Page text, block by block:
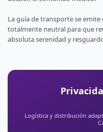
La guía de transporte se
totalmente neutral para que
absoluta serenidad y
Logística y distribución